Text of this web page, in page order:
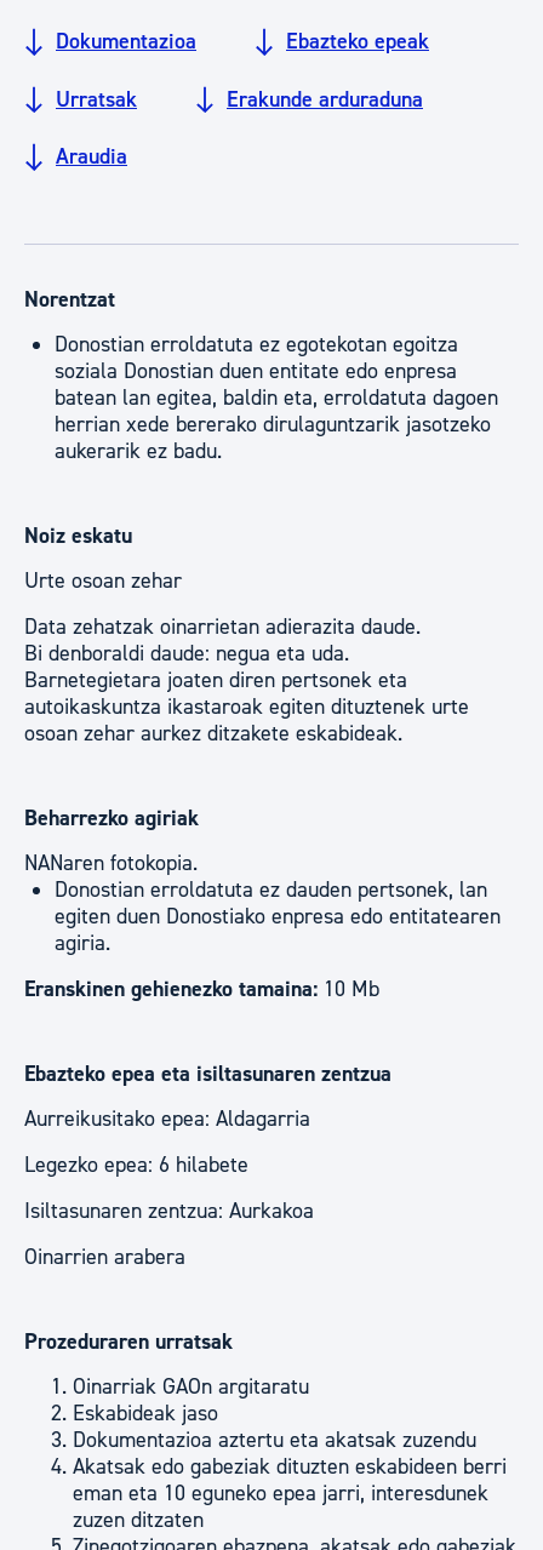
Dokumentazioa Ebazteko epeak
Urratsak Erakunde arduraduna
Araudia
Norentzat
Donostian erroldatuta ez egotekotan egoitza
soziala Donostian duen entitate edo enpresa
batean lan egitea, baldin eta, erroldatuta dagoen
herrian xede bererako dirulaguntzarik jasotzeko
aukerarik ez badu.
Noiz eskatu
Urte osoan zehar
Data zehatzak oinarrietan adierazita daude.
Bi denboraldi daude: negua eta uda.
Barnetegietara joaten diren pertsonek eta
autoikaskuntza ikastaroak egiten dituztenek urte
osoan zehar aurkez ditzakete eskabideak.
Beharrezko agiriak
NANaren fotokopia.
Donostian erroldatuta ez dauden pertsonek, lan
egiten duen Donostiako enpresa edo entitatearen
agiria.
Eranskinen gehienezko tamaina: 10 Mb
Ebazteko epea eta isiltasunaren zentzua
Aurreikusitako epea: Aldagarria
Legezko epea: 6 hilabete
Isiltasunaren zentzua: Aurkakoa
Oinarrien arabera
Prozeduraren urratsak
Oinarriak GAOn argitaratu
Eskabideak jaso
Dokumentazioa aztertu eta akatsak zuzendu
Akatsak edo gabeziak dituzten eskabideen berri
eman eta 10 eguneko epea jarri, interesdunek
zuzen ditzaten